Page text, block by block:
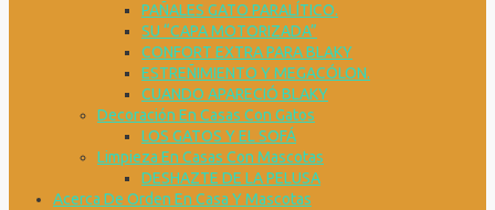
PAÑALES GATO PARALÍTICO.
SU “CAPA MOTORIZADA”
CONFORT EXTRA PARA BLAKY
ESTREÑIMIENTO Y MEGACÓLON.
CUANDO APARECIÓ BLAKY
Decoración En Casas Con Gatos
LOS GATOS Y EL SOFÁ
Limpieza En Casas Con Mascotas
DESHAZTE DE LA PELUSA
Acerca De Orden En Casa Y Mascotas